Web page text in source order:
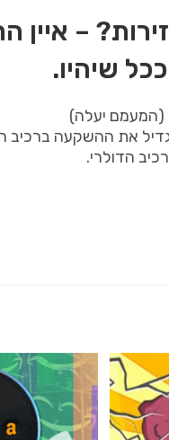
? – איין
שיהיו.
(המעמם יעלה)
את ההשקעה ברכיב
הדולרי.